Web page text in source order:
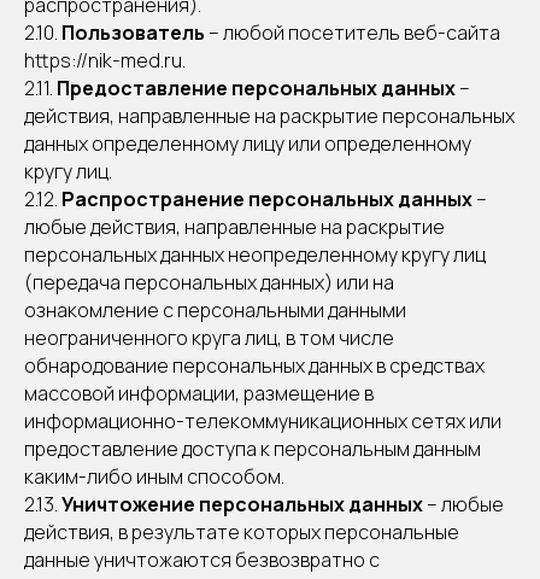
2.10. Пользователь – любой посетитель веб-сайта
https://nik-med.ru.
2.11. Предоставление персональных данных–
действия, направленные на раскрытие персональных
данных определенному лицу или определенному
кругу лиц.
2.12. Распространение персональных данных–
любые действия, направленные на раскрытие
персональных данных неопределенному кругу лиц
(передача персональных данных) или на
ознакомление с персональными данными
неограниченного круга лиц, в том числе
обнародование персональных данных в средствах
массовой информации, размещение в
информационно-телекоммуникационных сетях или
предоставление доступа к персональным данным
каким-либо иным способом.
2.13.Уничтожение персональных данных– любые
действия, в результате которых персональные
данные уничтожаются безвозвратно с